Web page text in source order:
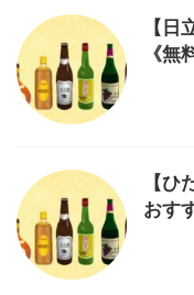
【
《無
【
おす